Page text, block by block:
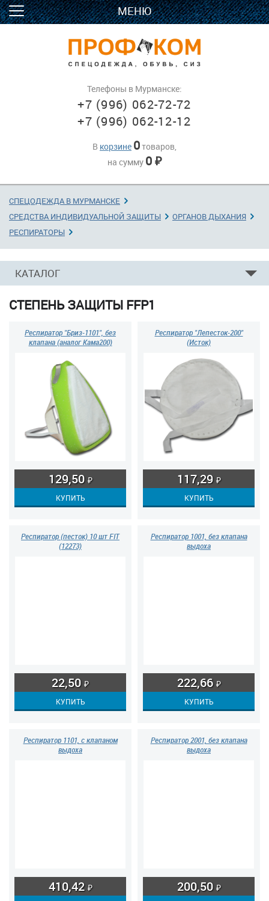
МЕНЮ
В корзине 0товаров,
на сумму 0 ₽
Телефоны в Мурманске:
+7 (996) 062-72-72
+7 (996) 062-12-12
СПЕЦОДЕЖДА В МУРМАНСКЕ →
СРЕДСТВА ИНДИВИДУАЛЬНОЙ ЗАЩИТЫ → ОРГАНОВ ДЫХАНИЯ →
РЕСПИРАТОРЫ →
КАТАЛОГ
СТЕПЕНЬ ЗАЩИТЫ FFP1
Респиратор "Бриз-1101", без
клапана (аналог Кама200)
129,50 ₽
Респиратор "Лепесток-200"
(Исток)
117,29 ₽
Респиратор (песток) 10 шт FIT
(12273)
22,50 ₽
Респиратор 1001, без клапана
выдоха
222,66 ₽
Респиратор 1101, с клапаном
выдоха
410,42 ₽
Респиратор 2001, без клапана
выдоха
200,50 ₽